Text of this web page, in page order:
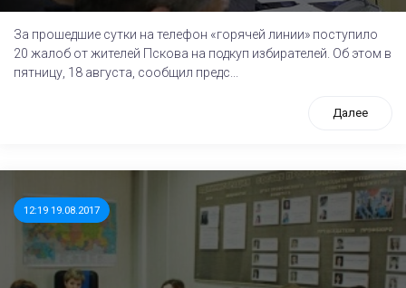
За прошедшие сутки на телефон «горячей линии» поступило
20 жалоб от жителей Пскова на подкуп избирателей. Об этом в
пятницу, 18 августа, сообщил предс...
Далее
12:19 19.08.2017